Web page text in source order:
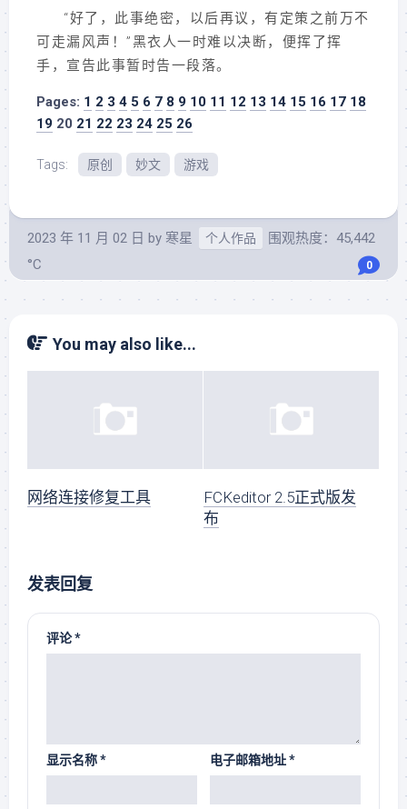
“好了，此事绝密，以后再议，有定策之前万不
可走漏风声！”黑衣人一时难以决断，便挥了挥
手，宣告此事暂时告一段落。
Pages: 1 2 3 4 5 6 7 8 9 10 11 12 13 14 15 16 17 18
19 20 21 22 23 24 25 26
Tags: 原创 妙文 游戏
2023 年 11 月 02 日 by 寒星 个人作品
围观热度：45,442
°C
0
You may also like...
网络连接修复工具
FCKeditor 2.5正式版发
布
发表回复
评论*
显示名称* 电子邮箱地址*